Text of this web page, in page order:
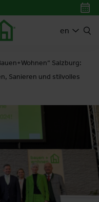
en
SEARCH
Salzburg:
Sanieren und stilvolles